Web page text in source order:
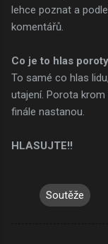
lehce poznat a
komentářů.
Co je to hlas
To samé co hlas
utajení. Porota
finále nastanou.
HLASUJTE!!
Soutěže